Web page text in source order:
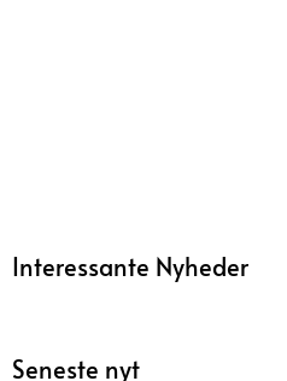
Interessante Nyheder
Seneste nyt